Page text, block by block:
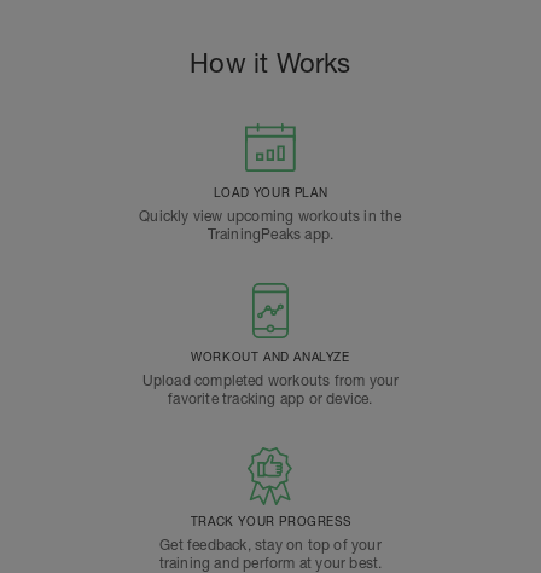
How it Works
LOAD YOUR PLAN
Quickly view upcoming workouts in the
TrainingPeaks app.
WORKOUT AND ANALYZE
Upload completed workouts from your
favorite tracking app or device.
TRACK YOUR PROGRESS
Get feedback, stay on top of your
training and perform at your best.